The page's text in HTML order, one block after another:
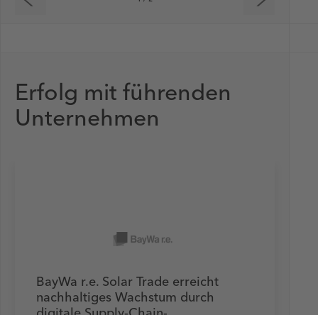
Erfolg mit führenden
Unternehmen
BayWa r.e. Solar Trade erreicht
nachhaltiges Wachstum durch